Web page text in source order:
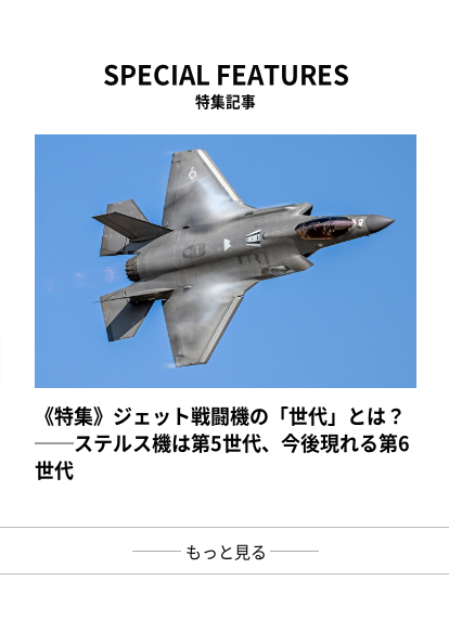
SPECIAL FEATURES
特集記事
《特集》ジェット戦闘機の「世代」とは？
──ステルス機は第5世代、今後現れる第6
世代
もっと見る